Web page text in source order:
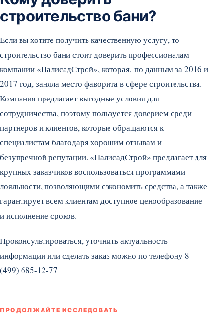
строительство бани?
Если вы хотите получить качественную услугу, то
строительство бани стоит доверить профессионалам
компании «ПалисадСтрой», которая, по данным за 2016 и
2017 год, заняла место фаворита в сфере строительства.
Компания предлагает выгодные условия для
сотрудничества, поэтому пользуется доверием среди
партнеров и клиентов, которые обращаются к
специалистам благодаря хорошим отзывам и
безупречной репутации. «ПалисадСтрой» предлагает для
крупных заказчиков воспользоваться программами
лояльности, позволяющими сэкономить средства, а также
гарантирует всем клиентам доступное ценообразование
и исполнение сроков.
Проконсультироваться, уточнить актуальность
информации или сделать заказ можно по телефону 8
(499) 685-12-77
ПРОДОЛЖАЙТЕ ИССЛЕДОВАТЬ